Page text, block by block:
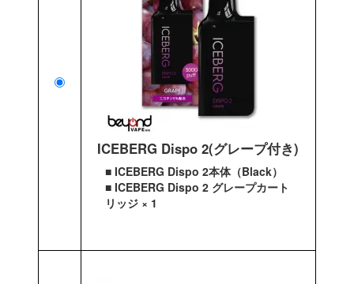
ICEBERG Dispo 2(グレープ付き)
■ ICEBERG Dispo 2本体（Black）
■ ICEBERG Dispo 2 グレープカート
リッジ × 1